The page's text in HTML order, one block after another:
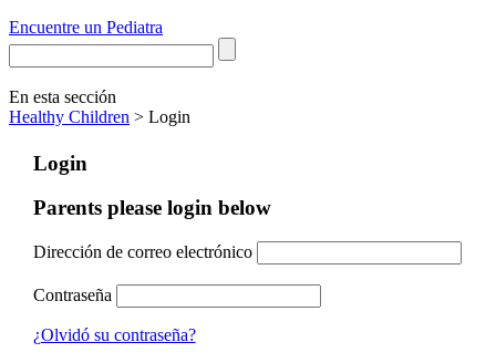
Encuentre un Pediatra
En esta sección
Healthy Children > Login
Login
Parents please login below
Dirección de correo electrónico
Contraseña
¿Olvidó su contraseña?